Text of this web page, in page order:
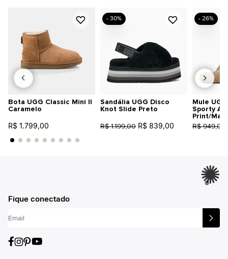
Bota UGG Classic Mini II
Caramelo
R$ 1.799,00
Sandália UGG Disco
Knot Slide Preto
R$ 1.199,00 R$ 839,00
- 30%
Mule
Sporty
Print/
R$ 949,00
- 26%
®
Fique conectado